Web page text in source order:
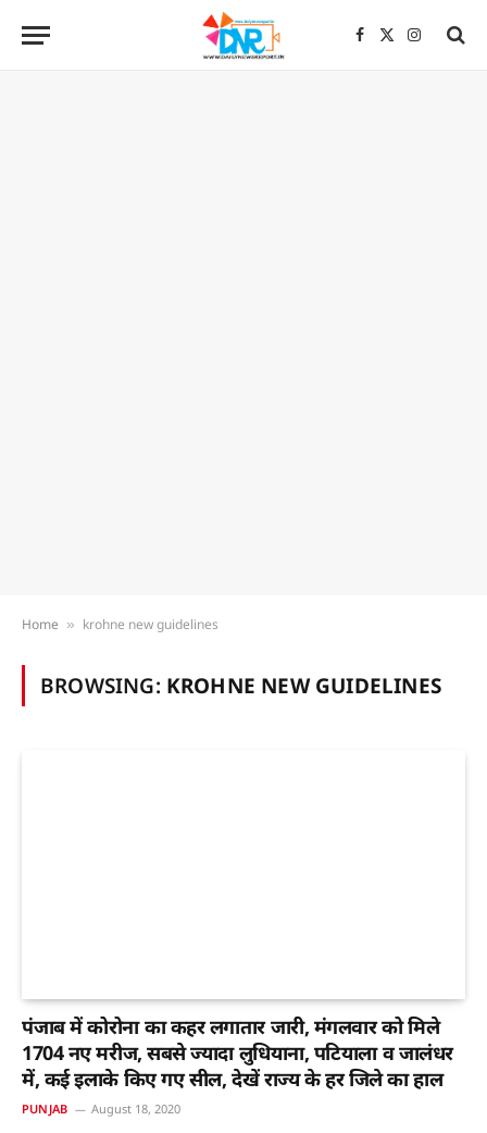
Facebook
X
Home » krohne new guidelines
BROWSING: KROHNE NEW GUIDELINES
पंजाब में कोरोना का कहर लगातार जारी, मंगलवार को मिले
1704 नए मरीज, सबसे ज्यादा लुधियाना, पटियाला व जालंधर
में, कई इलाके किए गए सील, देखें राज्य के हर जिले का हाल
PUNJAB August 18, 2020